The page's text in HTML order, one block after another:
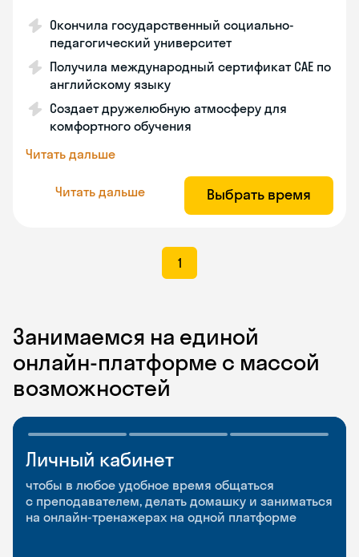
Окончила государственный социально-
педагогический университет
Получила международный сертификат САЕ по
английскому языку
Создает дружелюбную атмосферу для
комфортного обучения
Читать дальше
Читать дальше Выбрать время
1
Занимаемся на единой
онлайн-платформе с массой
возможностей
Личный кабинет
чтобы в любое удобное время общаться
с преподавателем, делать домашку и заниматься
на онлайн-тренажерах на одной платформе
Мобильное
приложение
чтобы заниматься и изучать новые слова где
и когда удобно
Разговорные клубы
и Talks
Групповые занятия для разговорной практики
и индивидуальные встречи с преподавателями